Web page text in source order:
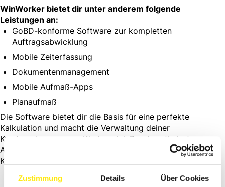
Zustimmung Details Über Cookies
WinWorker bietet dir unter anderem folgende
Leistungen an:
GoBD-konforme Software zur kompletten
Auftragsabwicklung
Mobile Zeiterfassung
Dokumentenmanagement
Mobile Aufmaß-Apps
Planaufmaß
Die Software bietet dir die Basis für eine perfekte
Kalkulation und macht die Verwaltung deiner
Kundenadressen zum Kinderspiel. Durch optimierte
Abläufe sparst du Zeit und Kosten. Überzeuge deine
Kunden mit einem durchgängig professionellen Auftritt!